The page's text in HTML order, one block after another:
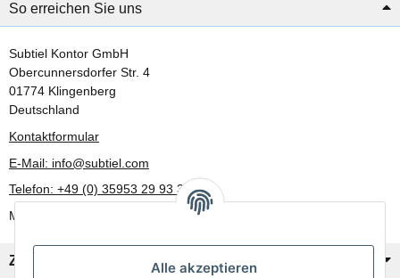
Alle akzeptieren
So erreichen Sie uns
Subtiel Kontor GmbH
Obercunnersdorfer Str. 4
01774 Klingenberg
Deutschland
Kontaktformular
E-Mail: info@subtiel.com
Telefon: +49 (0) 35953 29 93 30
Mo-Fr: 8:00 Uhr - 17:00 Uhr
Zahlung/Versand